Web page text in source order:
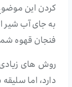
کردن این
به جای آب شیر
فنجان قهوه
روش های
دارد، اما